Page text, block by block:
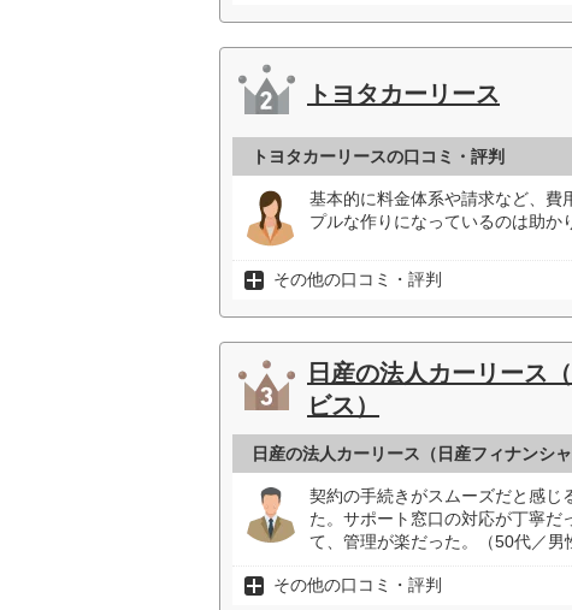
トヨタカーリース
トヨタカーリースの口コミ・評判
基本的に料金体系や請求など、費
プルな作りになっているのは助か
その他の口コミ・評判
日産の法人カーリース
ビス）
日産の法人カーリース（日産フィナンシ
契約の手続きがスムーズだと感じ
た。サポート窓口の対応が丁寧
て、管理が楽だった。（50代／男
その他の口コミ・評判